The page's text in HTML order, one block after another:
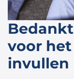
Bedankt
voor het
invullen